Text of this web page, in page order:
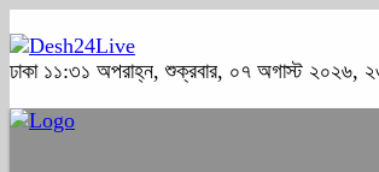
ঢাকা ১১:৩১ অপরাহ্ন, শুক্রবার, ০৭ অগাস্ট ২০২৬, ২৩